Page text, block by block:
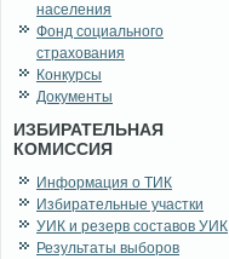
населения
Фонд социального
страхования
Конкурсы
Документы
ИЗБИРАТЕЛЬНАЯ
КОМИССИЯ
Информация о ТИК
Избирательные участки
УИК и резерв составов УИК
Результаты выборов